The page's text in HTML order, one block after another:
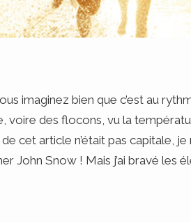
imaginez bien que c’est au
voire des flocons, vu la
cet article n’était pas capitale, je
John Snow ! Mais j’ai bravé les